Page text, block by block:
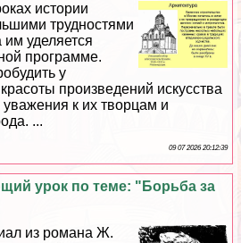
истории
трудностями
им уделяется
программе.
у
произведений искусства
уважения к их творцам и
...
09 07 2026 20:12:39
урок по теме: "Борьба за
из романа Ж.